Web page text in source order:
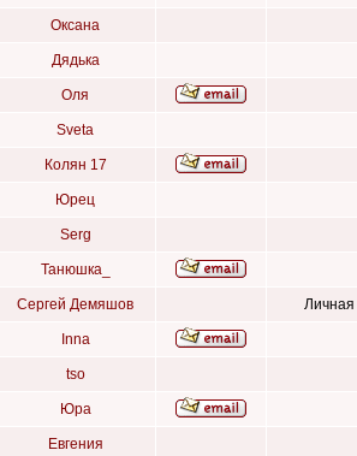
Оксана
Дядька
Оля
Sveta
Колян 17
Юрец
Serg
Танюшка_
Сергей Демяшов Личная
Inna
tso
Юра
Евгения